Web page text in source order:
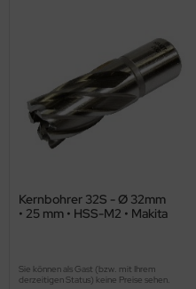
Kernbohrer 32S - Ø 32mm
• 25 mm • HSS-M2 • Makita
Sie können als Gast (bzw. mit Ihrem
derzeitigen Status) keine Preise sehen.